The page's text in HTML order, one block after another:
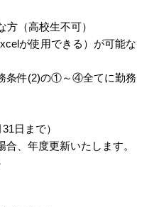
（高校生不可）
が使用できる）が可能な
条件(2)の①～④全てに勤務
日まで）
、年度更新いたします。